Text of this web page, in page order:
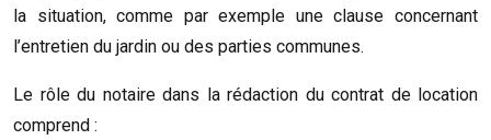
la situation, comme par exemple une clause concernant
l’entretien du jardin ou des parties communes.
Le rôle du notaire dans la rédaction du contrat de location
comprend :